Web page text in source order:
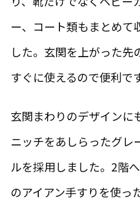
ー、コート類もまとめて
した。玄関を上がった先
すぐに使えるので便利です
玄関まわりのデザインに
ニッチをあしらったグレ
ルを採用しました。2階
のアイアン手すりを使っ